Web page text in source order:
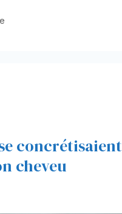
concrétisaient
cheveu